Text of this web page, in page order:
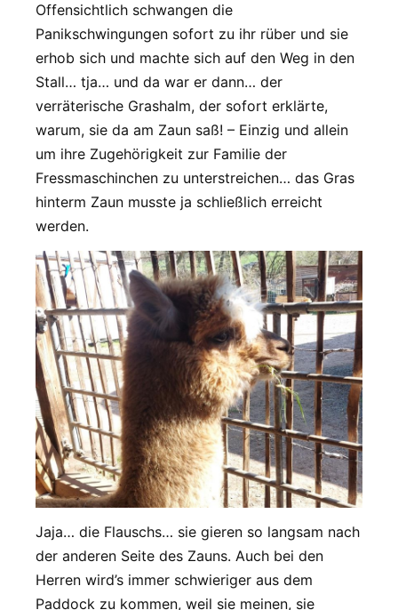
Offensichtlich schwangen die
Panikschwingungen sofort zu ihr rüber und sie
erhob sich und machte sich auf den Weg in den
Stall… tja… und da war er dann… der
verräterische Grashalm, der sofort erklärte,
warum, sie da am Zaun saß! – Einzig und allein
um ihre Zugehörigkeit zur Familie der
Fressmaschinchen zu unterstreichen… das Gras
hinterm Zaun musste ja schließlich erreicht
werden.
Jaja… die Flauschs… sie gieren so langsam nach
der anderen Seite des Zauns. Auch bei den
Herren wird’s immer schwieriger aus dem
Paddock zu kommen, weil sie meinen, sie